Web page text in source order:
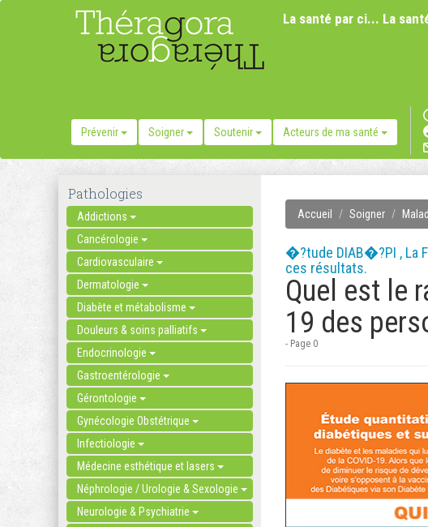
La santé par ci... La
Prévenir Soigner Soutenir Acteurs de ma santé
Pathologies
Addictions
Cancérologie
Cardiovasculaire
Dermatologie
Diabète et métabolisme
Douleurs & soins palliatifs
Endocrinologie
Gastroentérologie
Gérontologie
Gynécologie Obstétrique
Infectiologie
Médecine esthétique et lasers
Néphrologie / Urologie & Sexologie
Neurologie & Psychiatrie
Accueil Soigner
�?tude DIAB�?PI , La
ces résultats.
Quel est le
19 des
- Page 0